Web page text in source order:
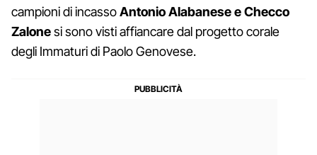
campioni di incassoAntonio Alabanese e Checco
Zalonesi sono visti affiancare dal progetto corale
degli Immaturi di Paolo Genovese.